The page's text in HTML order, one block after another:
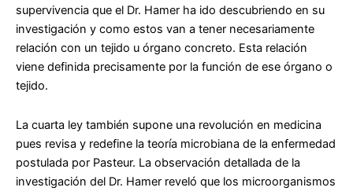
supervivencia que el Dr. Hamer ha ido descubriendo en su
investigación y como estos van a tener necesariamente
relación con un tejido u órgano concreto. Esta relación
viene definida precisamente por la función de ese órgano o
tejido.
La cuarta ley también supone una revolución en medicina
pues revisa y redefine la teoría microbiana de la enfermedad
postulada por Pasteur. La observación detallada de la
investigación del Dr. Hamer reveló que los microorganismos